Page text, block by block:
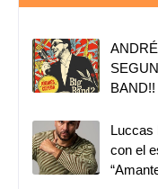
Luccas
con el